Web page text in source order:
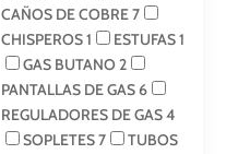
CAÑOS DE COBRE7
CHISPEROS1 ESTUFAS1
GAS BUTANO2
PANTALLAS DE GAS6
REGULADORES DE GAS4
SOPLETES7
TUBOS